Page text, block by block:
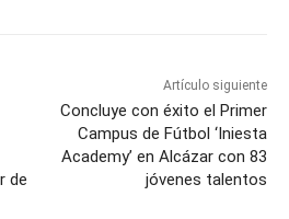
de
Artículo siguiente
Concluye con éxito el Primer
Campus de Fútbol ‘Iniesta
Academy’ en Alcázar con 83
jóvenes talentos